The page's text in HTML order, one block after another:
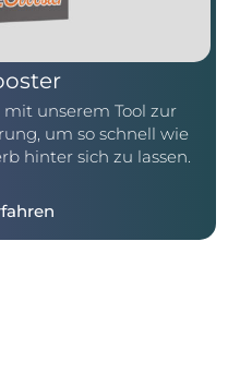
unserem Tool zur
um so schnell wie
hinter sich zu lassen.